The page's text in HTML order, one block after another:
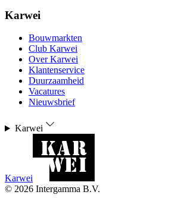
Karwei
Bouwmarkten
Club Karwei
Over Karwei
Klantenservice
Duurzaamheid
Vacatures
Nieuwsbrief
Karwei
Karwei
© 2026 Intergamma B.V.